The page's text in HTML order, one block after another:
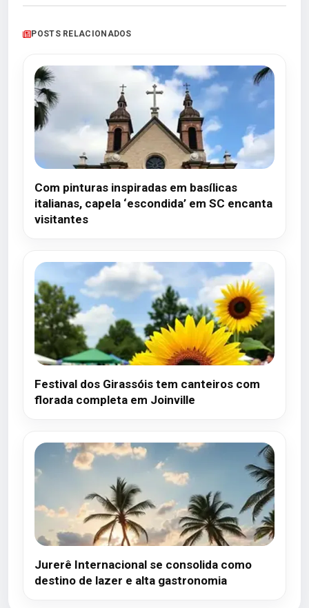
POSTS RELACIONADOS
Com pinturas inspiradas em basílicas
italianas, capela ‘escondida’ em SC encanta
visitantes
Festival dos Girassóis tem canteiros com
florada completa em Joinville
Jurerê Internacional se consolida como
destino de lazer e alta gastronomia